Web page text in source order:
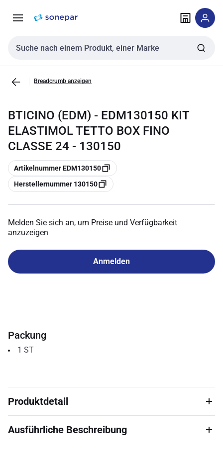
NavigationInhalt
Sucheingabe
Breadcrumb anzeigen
BTICINO (EDM) - EDM130150 KIT
ELASTIMOL TETTO BOX FINO
CLASSE 24 - 130150
Kopieren
Artikelnummer EDM130150
Kopieren
Herstellernummer 130150
Melden Sie sich an, um Preise und Verfügbarkeit
anzuzeigen
Anmelden
Packung
1 ST
Produktdetail
Ausführliche Beschreibung